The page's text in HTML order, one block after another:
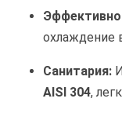
охлаждение
Санитария:
AISI 304,